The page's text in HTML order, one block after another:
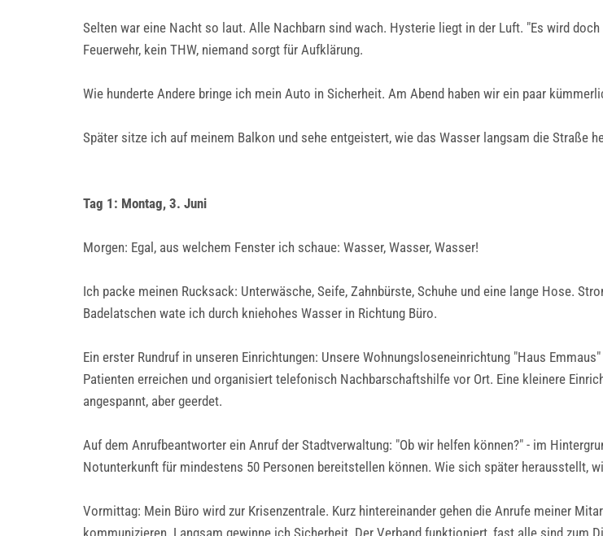
Selten war eine Nacht so laut. Alle Nachbarn sind wach. Hysterie liegt in der Luft. "Es wird
Feuerwehr, kein THW, niemand sorgt für Aufklärung.
Wie hunderte Andere bringe ich mein Auto in Sicherheit. Am Abend haben wir ein paar
Später sitze ich auf meinem Balkon und sehe entgeistert, wie das Wasser langsam die Straße
Tag 1: Montag, 3. Juni
Morgen: Egal, aus welchem Fenster ich schaue: Wasser, Wasser, Wasser!
Ich packe meinen Rucksack: Unterwäsche, Seife, Zahnbürste, Schuhe und eine lange Hose.
Badelatschen wate ich durch kniehohes Wasser in Richtung Büro.
Ein erster Rundruf in unseren Einrichtungen: Unsere Wohnungsloseneinrichtung "Haus
Patienten erreichen und organisiert telefonisch Nachbarschaftshilfe vor Ort. Eine kleinere
angespannt, aber geerdet.
Auf dem Anrufbeantworter ein Anruf der Stadtverwaltung: "Ob wir helfen können?" - im
Notunterkunft für mindestens 50 Personen bereitstellen können. Wie sich später herausstellt,
Vormittag: Mein Büro wird zur Krisenzentrale. Kurz hintereinander gehen die Anrufe meiner
kommunizieren. Langsam gewinne ich Sicherheit. Der Verband funktioniert, fast alle sind zum